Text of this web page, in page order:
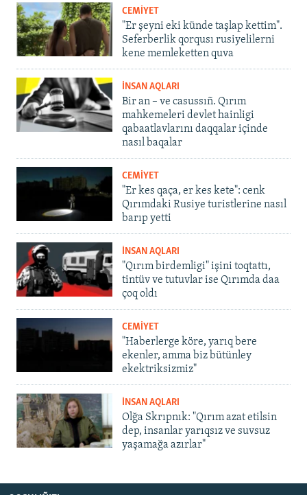
CEMİYET
"Er şeyni eki künde taşlap kettim".
Seferberlik qorqusı rusiyelilerni
kene memleketten quva
İNSAN AQLARI
Bir an – ve casussıñ. Qırım
mahkemeleri devlet hainligi
qabaatlavlarını daqqalar içinde
nasıl baqalar
CEMİYET
"Er kes qaça, er kes kete": cenk
Qırımdaki Rusiye turistlerine nasıl
barıp yetti
İNSAN AQLARI
"Qırım birdemligi" işini toqtattı,
tintüv ve tutuvlar ise Qırımda daa
çoq oldı
CEMİYET
"Haberlerge köre, yarıq bere
ekenler, amma biz bütünley
ekektriksizmiz"
İNSAN AQLARI
Olğa Skrıpnık: "Qırım azat etilsin
dep, insanlar yarıqsız ve suvsuz
yaşamağa azırlar"